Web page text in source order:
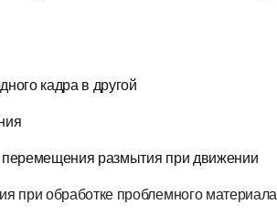
кадра в другой
размытия при движении
при обработке проблемного материала